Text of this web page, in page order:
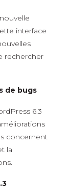
interface
rechercher
de bugs
6.3
concernent
la